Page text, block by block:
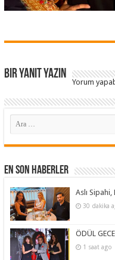
Bir yanıt yazın
Yorum
En Son Haberler
Aslı
30 dakika
ÖDÜL
1 saat ago